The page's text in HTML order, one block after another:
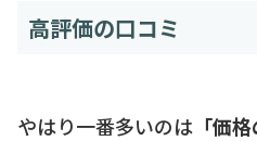
高評価の口コミ
やはり一番多いのは 「価